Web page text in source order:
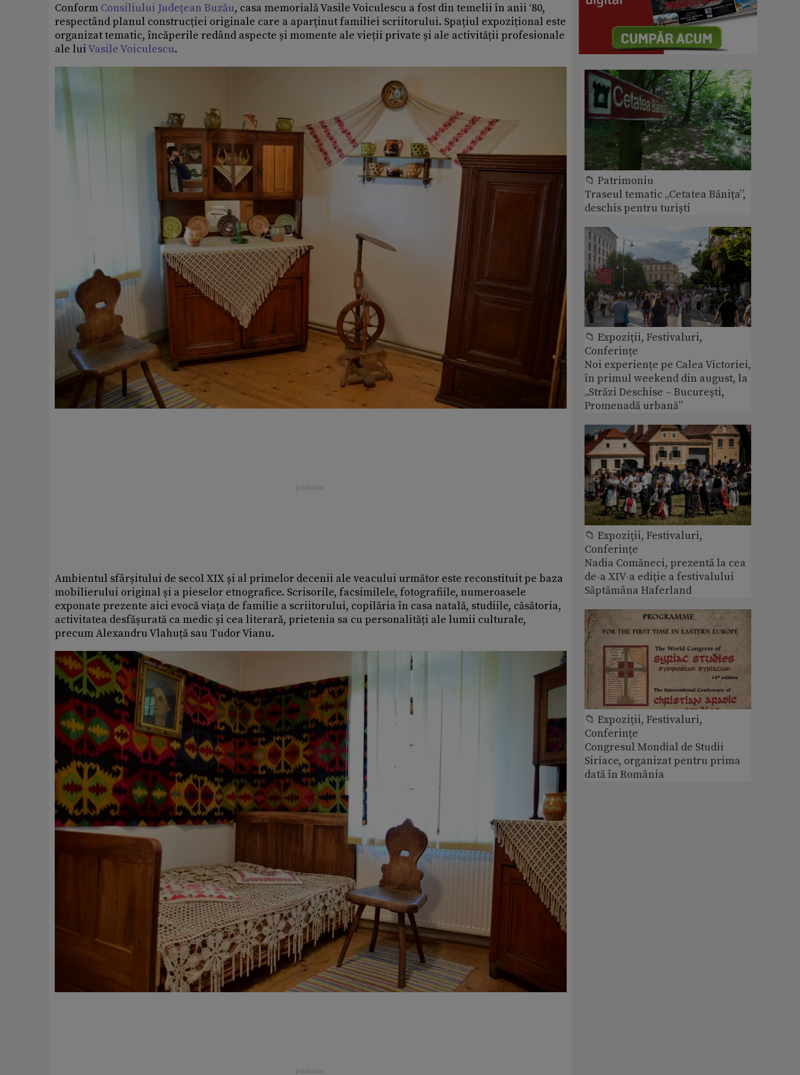
Conform Consiliului Județean Buzău, casa memorială Vasile Voiculescu a fost din temelii în anii ‘80,
respectând planul construcției originale care a aparținut familiei scriitorului. Spațiul expozițional este
organizat tematic, încăperile redând aspecte și momente ale vieții private și ale activității profesionale
ale luiVasile Voiculescu.
Ambientul sfârșitului de secol XIX și al primelor decenii ale veacului următor este reconstituit pe baza
mobilierului original și a pieselor etnografice. Scrisorile, facsimilele, fotografiile, numeroasele
exponate prezente aici evocă viața de familie a scriitorului, copilăria în casa natală, studiile, căsătoria,
activitatea desfășurată ca medic și cea literară, prietenia sa cu personalități ale lumii culturale,
precum Alexandru Vlahuță sau Tudor Vianu.
📁 Patrimoniu
Traseul tematic „Cetatea Bănița”,
deschis pentru turiști
📁 Expoziţii, Festivaluri,
Conferințe
Noi experiențe pe Calea Victoriei,
în primul weekend din august, la
„Străzi Deschise – București,
Promenadă urbană”
📁 Expoziţii, Festivaluri,
Conferințe
Nadia Comăneci, prezentă la cea
de-a XIV-a ediție a festivalului
Săptămâna Haferland
📁 Expoziţii, Festivaluri,
Conferințe
Congresul Mondial de Studii
Siriace, organizat pentru prima
dată în România